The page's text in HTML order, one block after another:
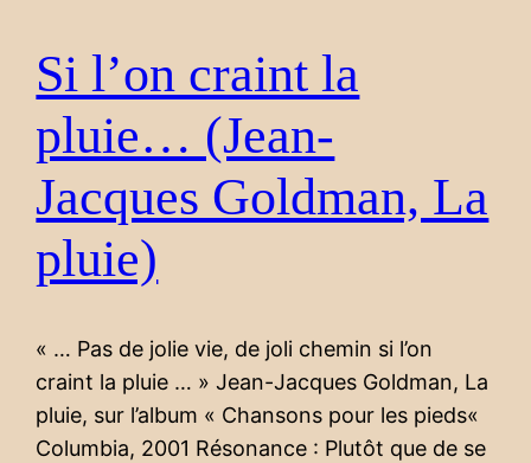
Si l’on craint la
pluie… (Jean-
Jacques Goldman, La
pluie)
« … Pas de jolie vie, de joli chemin si l’on
craint la pluie … » Jean-Jacques Goldman, La
pluie, sur l’album « Chansons pour les pieds«
Columbia, 2001 Résonance : Plutôt que de se